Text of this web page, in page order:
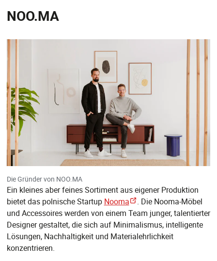
NOO.MA
Die Gründer von NOO.MA
Ein kleines aber feines Sortiment aus eigener Produktion
bietet das polnische Startup Nooma
. Die Nooma-Möbel
und Accessoires werden von einem Team junger, talentierter
Designer gestaltet, die sich auf Minimalismus, intelligente
Lösungen, Nachhaltigkeit und Materialehrlichkeit
konzentrieren.